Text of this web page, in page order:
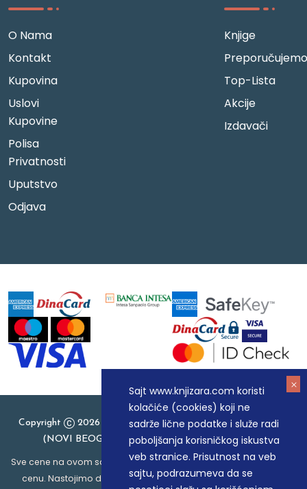
Sajt www.knjizara.com koristi
kolačiće (cookies) koji ne
sadrže lične podatke i služe radi
poboljšanja korisničkog iskustva
veb stranice. Prisutnost na veb
sajtu, podrazumeva da se
O Nama
Kontakt
Kupovina
Uslovi
Kupovine
Polisa
Privatnosti
Uputstvo
Odjava
Knjige
Preporučujemo
Top-Lista
Akcije
Izdavači
Copyright
2026 Knjizara.com - MAKART DOO BEOGRAD
(NOVI BEOGRAD), PIB: 105184104, MB: 20337524
Sve cene na ovom sajtu iskazane su u dinarima. PDV je uračunat u
cenu. Nastojimo da budemo što precizniji u opisu proizvoda,